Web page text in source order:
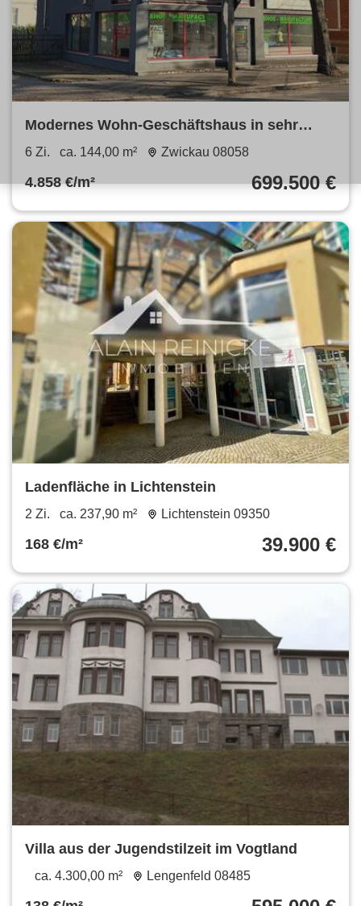
Modernes Wohn-Geschäftshaus in sehr
günstiger Lage
6 Zi. ca. 144,00 m² Zwickau 08058
4.858 €/m² 699.500 €
Ladenfläche in Lichtenstein
2 Zi. ca. 237,90 m² Lichtenstein 09350
168 €/m² 39.900 €
Villa aus der Jugendstilzeit im Vogtland
ca. 4.300,00 m² Lengenfeld 08485